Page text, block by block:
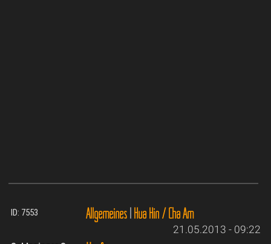
ID: 7553 Allgemeines|Hua Hin / Cha Am
21.05.2013 - 09:22